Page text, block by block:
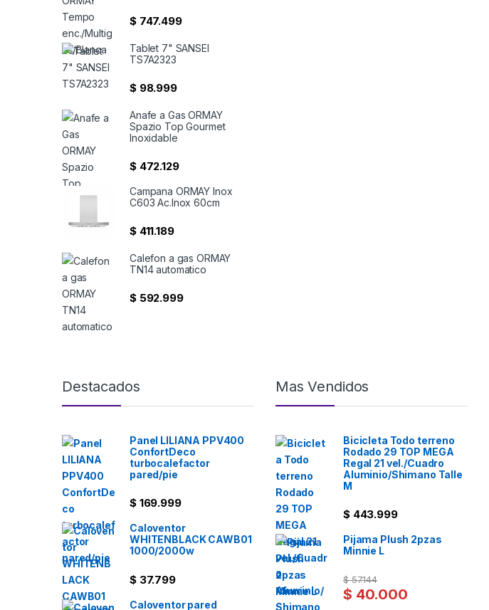
$747.499
Tablet 7" SANSEI
TS7A2323
$98.999
Anafe a Gas ORMAY
Spazio Top Gourmet
Inoxidable
$472.129
Campana ORMAY Inox
C603 Ac.Inox 60cm
$411.189
Calefon a gas ORMAY
TN14 automatico
$592.999
Destacados
Panel LILIANA PPV400
ConfortDeco
turbocalefactor
pared/pie
$169.999
Caloventor
WHITENBLACK CAWB01
1000/2000w
$37.799
Caloventor pared
Mas Vendidos
Bicicleta Todo terreno
Rodado 29 TOP MEGA
Regal 21 vel./Cuadro
Aluminio/Shimano Talle
M
$443.999
Pijama Plush 2pzas
Minnie L
$ 40.000
$57.144